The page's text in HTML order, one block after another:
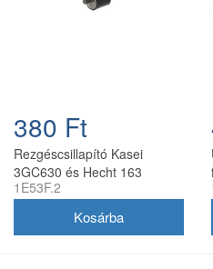
380 Ft
Rezgéscsillapító Kasei
3GC630 és Hecht 163
üzemanyagtankhoz
1E53F.2